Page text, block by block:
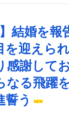
結婚を報
を迎えら
感謝して
なる飛躍
誓う